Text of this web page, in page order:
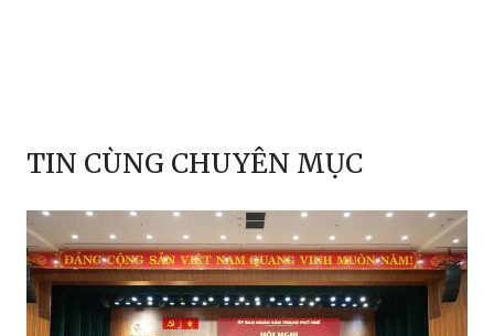
TIN CÙNG CHUYÊN MỤC